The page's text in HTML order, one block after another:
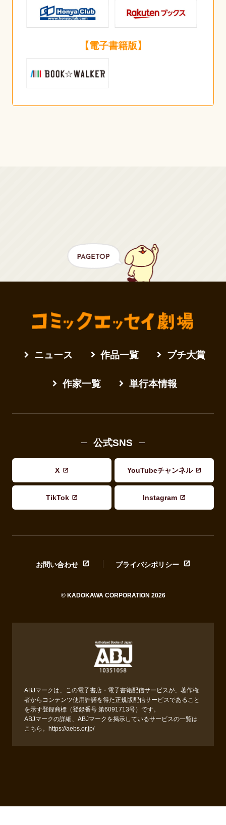
【電子書籍版】
ニュース 作品一覧 プチ大賞
作家一覧 単行本情報
公式SNS
X YouTubeチャンネル
TikTok Instagram
お問い合わせ プライバシポリシー
© KADOKAWA CORPORATION 2026
ABJマークは、この電子書店・電子書籍配信サービスが、著作権
者からコンテンツ使用許諾を得た正規版配信サービスであること
を示す登録商標（登録番号 第6091713号）です。
ABJマークの詳細、ABJマークを掲示しているサービスの一覧は
こちら。 https://aebs.or.jp/